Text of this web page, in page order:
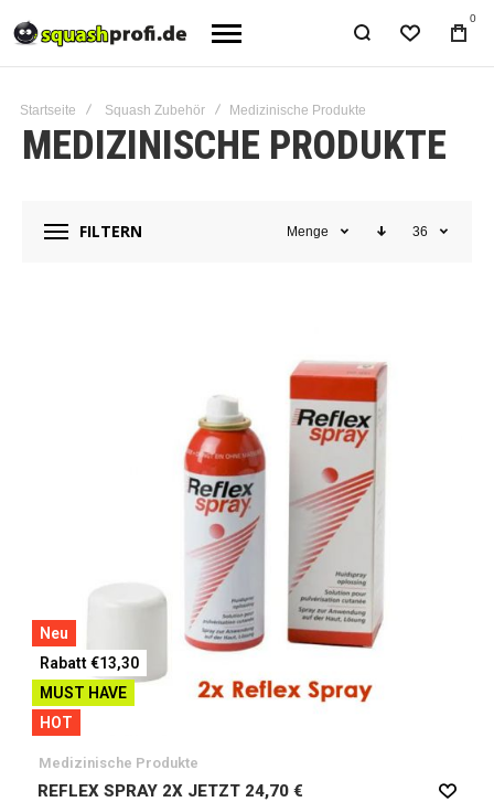
0
Startseite Squash Zubehör Medizinische Produkte
MEDIZINISCHE PRODUKTE
FILTERN Menge 36
Neu
Rabatt €13,30
MUST HAVE
HOT
Medizinische Produkte
REFLEX SPRAY 2X JETZT 24,70 €